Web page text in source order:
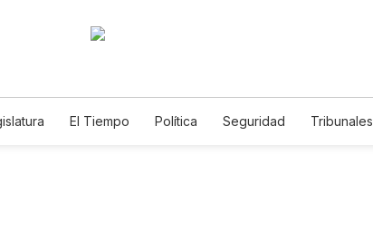
El Tiempo Política Seguridad Tribunales